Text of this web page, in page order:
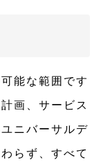
能な範囲です
画、サービス
ニバーサルデ
らず、すべて